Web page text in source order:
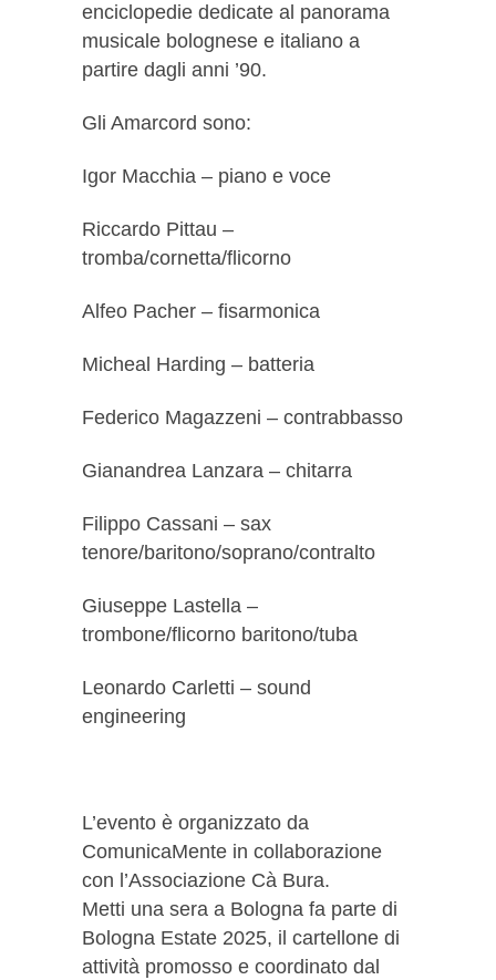
enciclopedie dedicate al panorama
musicale bolognese e italiano a
partire dagli anni ’90.
Gli Amarcord sono:
Igor Macchia – piano e voce
Riccardo Pittau –
tromba/cornetta/flicorno
Alfeo Pacher – fisarmonica
Micheal Harding – batteria
Federico Magazzeni – contrabbasso
Gianandrea Lanzara – chitarra
Filippo Cassani – sax
tenore/baritono/soprano/contralto
Giuseppe Lastella –
trombone/flicorno baritono/tuba
Leonardo Carletti – sound
engineering
L’evento è organizzato da
ComunicaMente in collaborazione
con l’Associazione Cà Bura.
Metti una sera a Bologna fa parte di
Bologna Estate 2025, il cartellone di
attività promosso e coordinato dal